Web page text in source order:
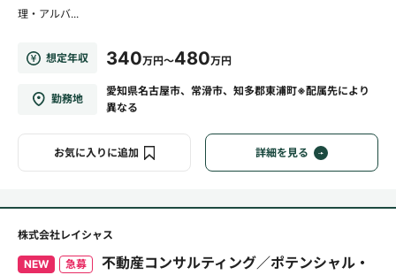
理・アルバ...
想定年収 340万円～480万円
勤務地
愛知県名古屋市、常滑市、知多郡東浦町※配属先により
異なる
お気に入りに追加 詳細を見る
株式会社レイシャス
NEW 急募
不動産コンサルティング／ポテンシャル・